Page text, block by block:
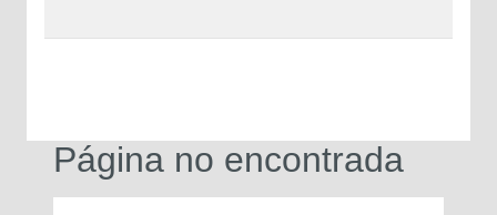
Página no encontrada